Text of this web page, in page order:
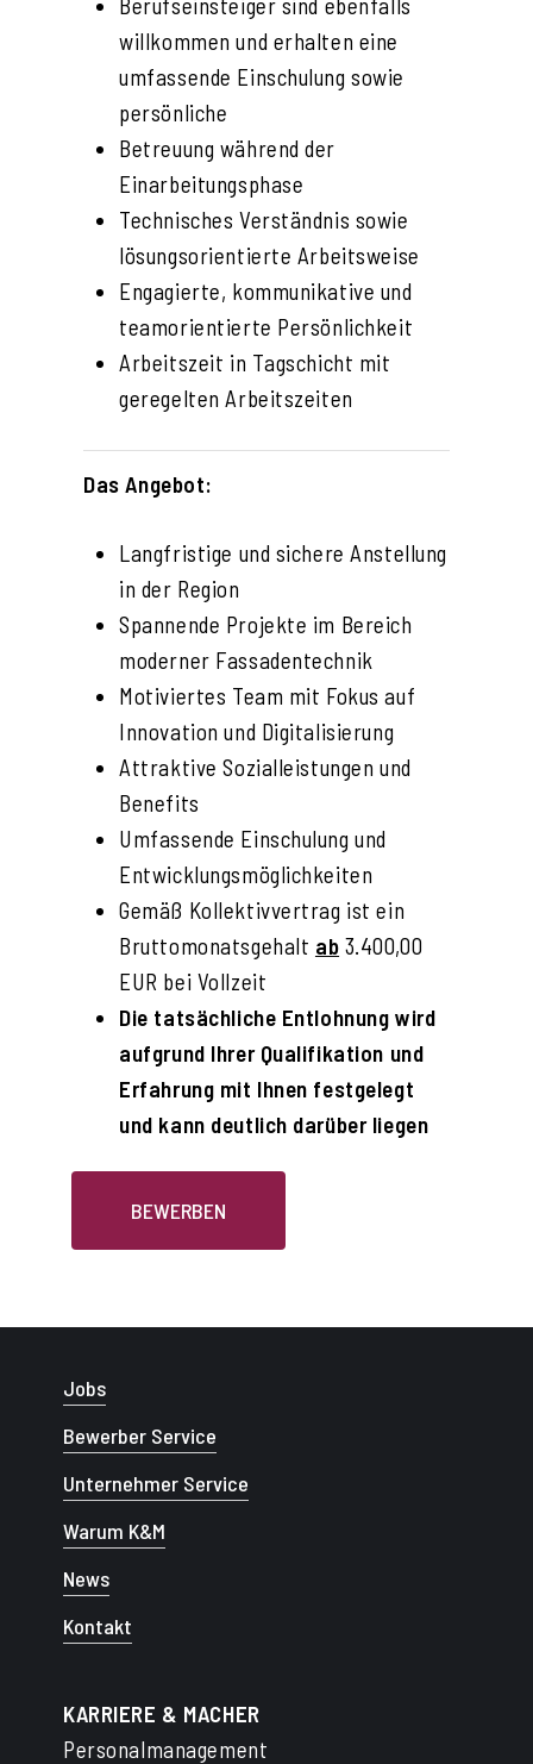
willkommen und erhalten eine
umfassende Einschulung sowie
persönliche
Betreuung während der
Einarbeitungsphase
Technisches Verständnis sowie
lösungsorientierte Arbeitsweise
Engagierte, kommunikative und
teamorientierte Persönlichkeit
Arbeitszeit in Tagschicht mit
geregelten Arbeitszeiten
Das Angebot:
Langfristige und sichere Anstellung
in der Region
Spannende Projekte im Bereich
moderner Fassadentechnik
Motiviertes Team mit Fokus auf
Innovation und Digitalisierung
Attraktive Sozialleistungen und
Benefits
Umfassende Einschulung und
Entwicklungsmöglichkeiten
Gemäß Kollektivvertrag ist ein
Bruttomonatsgehalt ab 3.400,00
EUR bei Vollzeit
Die tatsächliche Entlohnung wird
aufgrund Ihrer Qualifikation und
Erfahrung mit Ihnen festgelegt
und kann deutlich darüber liegen
BEWERBEN
Jobs
Bewerber Service
Unternehmer Service
Warum K&M
News
Kontakt
KARRIERE & MACHER
Personalmanagement